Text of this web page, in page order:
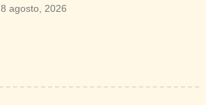
8 agosto, 2026